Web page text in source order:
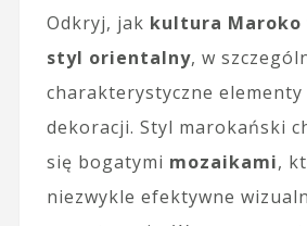
Odkryj, jak kultura Maroko
styl orientalny, w
charakterystyczne
dekoracji. Styl marokański
się bogatymi mozaikami,
niezwykle efektywne